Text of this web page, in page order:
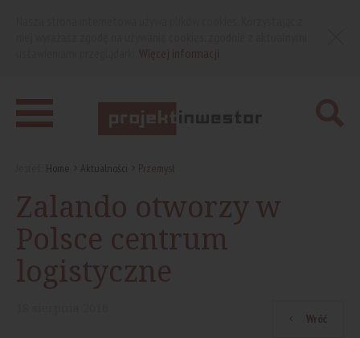
Home Aktualności Przemysł
Zalando otworzy w
Polsce centrum
logistyczne
Wróć